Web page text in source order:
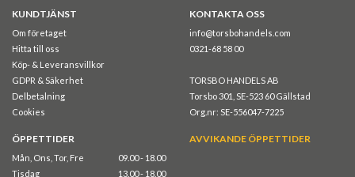
KUNDTJÄNST
Om företaget
Hitta till oss
Köp- & Leveransvillkor
GDPR & Säkerhet
Delbetalning
Cookies
KONTAKTA OSS
info@torsbohandels.com
0321-68 58 00
TORSBO HANDELS AB
Torsbo 301, SE-523 60 Gällstad
Org.nr: SE-556047-7225
ÖPPETTIDER
Mån, Ons, Tor, Fre
09.00 - 18.00
Tisdag
13.00 - 18.00
AVVIKANDE ÖPPETTIDER